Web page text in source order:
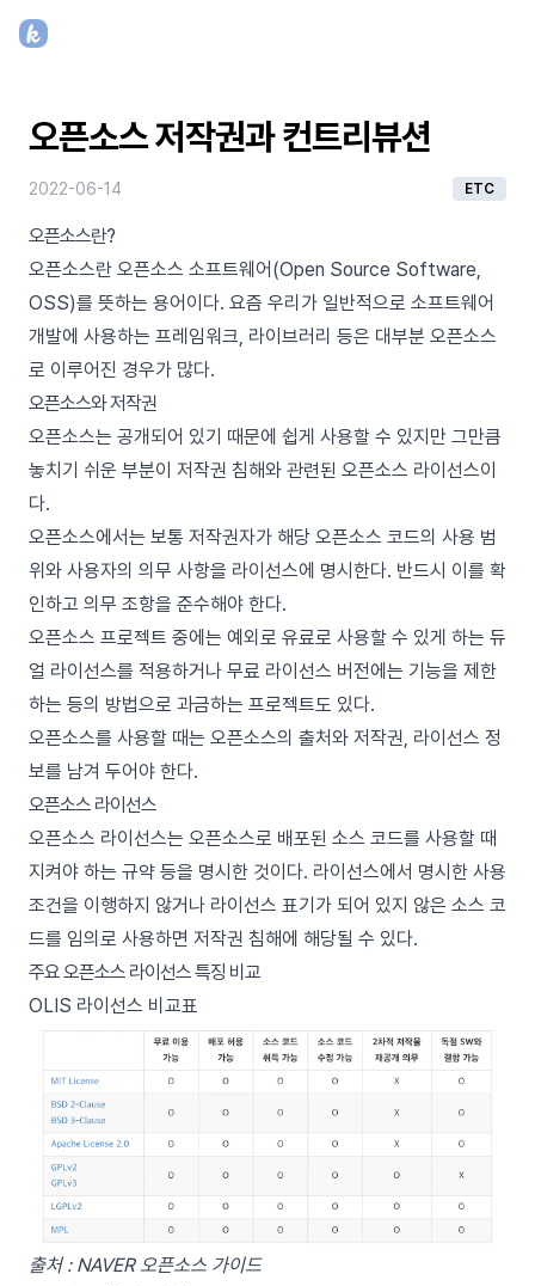
오픈소스 저작권과 컨트리뷰션
2022-06-14 ETC
오픈소스란?
오픈소스란 오픈소스 소프트웨어(Open Source Software,
OSS)를 뜻하는 용어이다. 요즘 우리가 일반적으로 소프트웨어
개발에 사용하는 프레임워크, 라이브러리 등은 대부분 오픈소스
로 이루어진 경우가 많다.
오픈소스와 저작권
오픈소스는 공개되어 있기 때문에 쉽게 사용할 수 있지만 그만큼
놓치기 쉬운 부분이 저작권 침해와 관련된 오픈소스 라이선스이
다.
오픈소스에서는 보통 저작권자가 해당 오픈소스 코드의 사용 범
위와 사용자의 의무 사항을 라이선스에 명시한다. 반드시 이를 확
인하고 의무 조항을 준수해야 한다.
오픈소스 프로젝트 중에는 예외로 유료로 사용할 수 있게 하는 듀
얼 라이선스를 적용하거나 무료 라이선스 버전에는 기능을 제한
하는 등의 방법으로 과금하는 프로젝트도 있다.
오픈소스를 사용할 때는 오픈소스의 출처와 저작권, 라이선스 정
보를 남겨 두어야 한다.
오픈소스 라이선스
오픈소스 라이선스는 오픈소스로 배포된 소스 코드를 사용할 때
지켜야 하는 규약 등을 명시한 것이다. 라이선스에서 명시한 사용
조건을 이행하지 않거나 라이선스 표기가 되어 있지 않은 소스 코
드를 임의로 사용하면 저작권 침해에 해당될 수 있다.
주요 오픈소스 라이선스 특징 비교
OLIS 라이선스 비교표
출처 : NAVER 오픈소스 가이드